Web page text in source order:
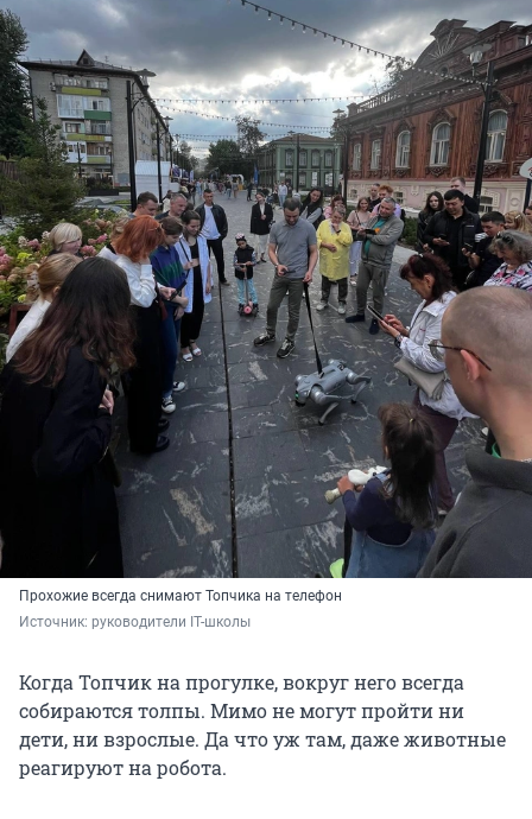
Прохожие всегда снимают Топчика на телефон
Источник: руководители IT-школы
Когда Топчик на прогулке, вокруг него всегда
собираются толпы. Мимо не могут пройти ни
дети, ни взрослые. Да что уж там, даже животные
реагируют на робота.